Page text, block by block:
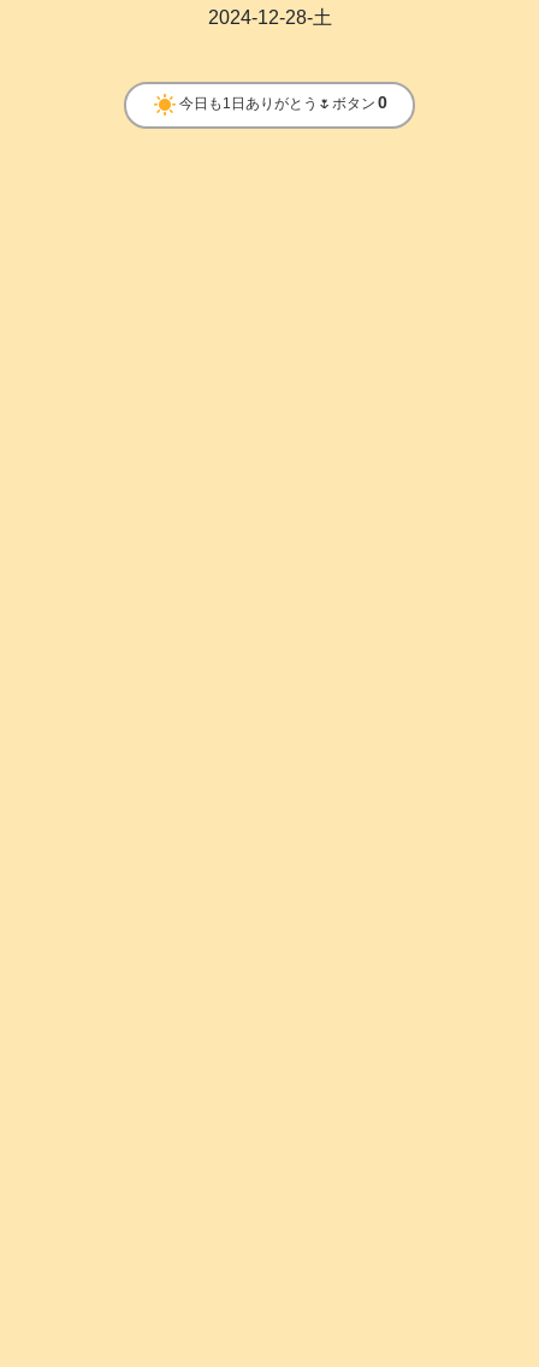
2024-12-28-土
clear_day 今日も1日ありがとう🌷ボタン 0